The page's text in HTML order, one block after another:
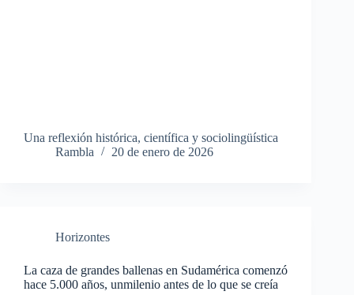
Una reflexión histórica, científica y sociolingüística
Rambla
20 de enero de 2026
Horizontes
La caza de grandes ballenas en Sudamérica comenzó
hace 5.000 años, unmilenio antes de lo que se creía